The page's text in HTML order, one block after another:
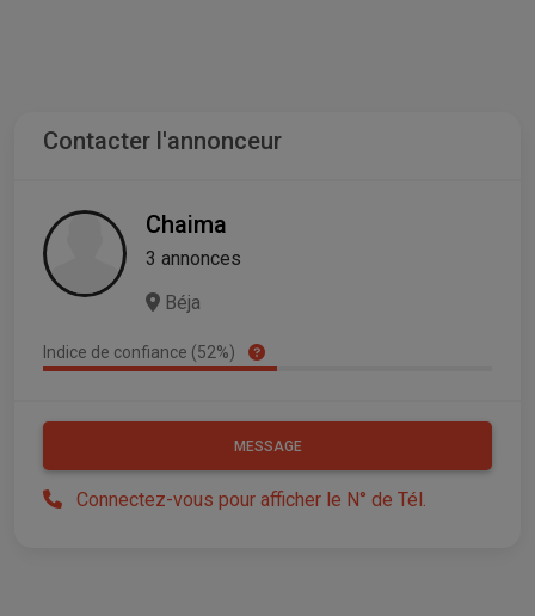
Contacter l'annonceur
Chaima
3 annonces
Béja
Indice de confiance (52%)
MESSAGE
Connectez-vous pour afficher le N° de Tél.